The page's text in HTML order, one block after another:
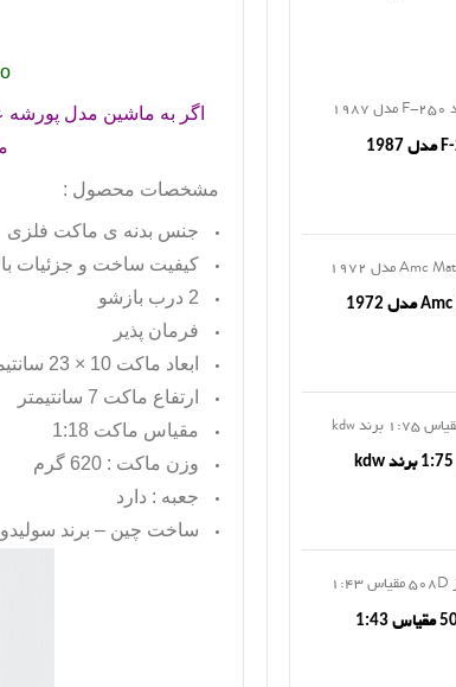
اگر به ماشین مدل پورشه
مشخصات محصول :
جنس بدنه ی ماکت فلزی
کیفیت ساخت و جزئیات
2 درب بازشو
فرمان پذیر
ابعاد ماکت 10 × 23 سانتیمتر
ارتفاع ماکت 7 سانتیمتر
مقیاس ماکت 1:18
وزن ماکت : 620 گرم
جعبه : دارد
ساخت چین – برند